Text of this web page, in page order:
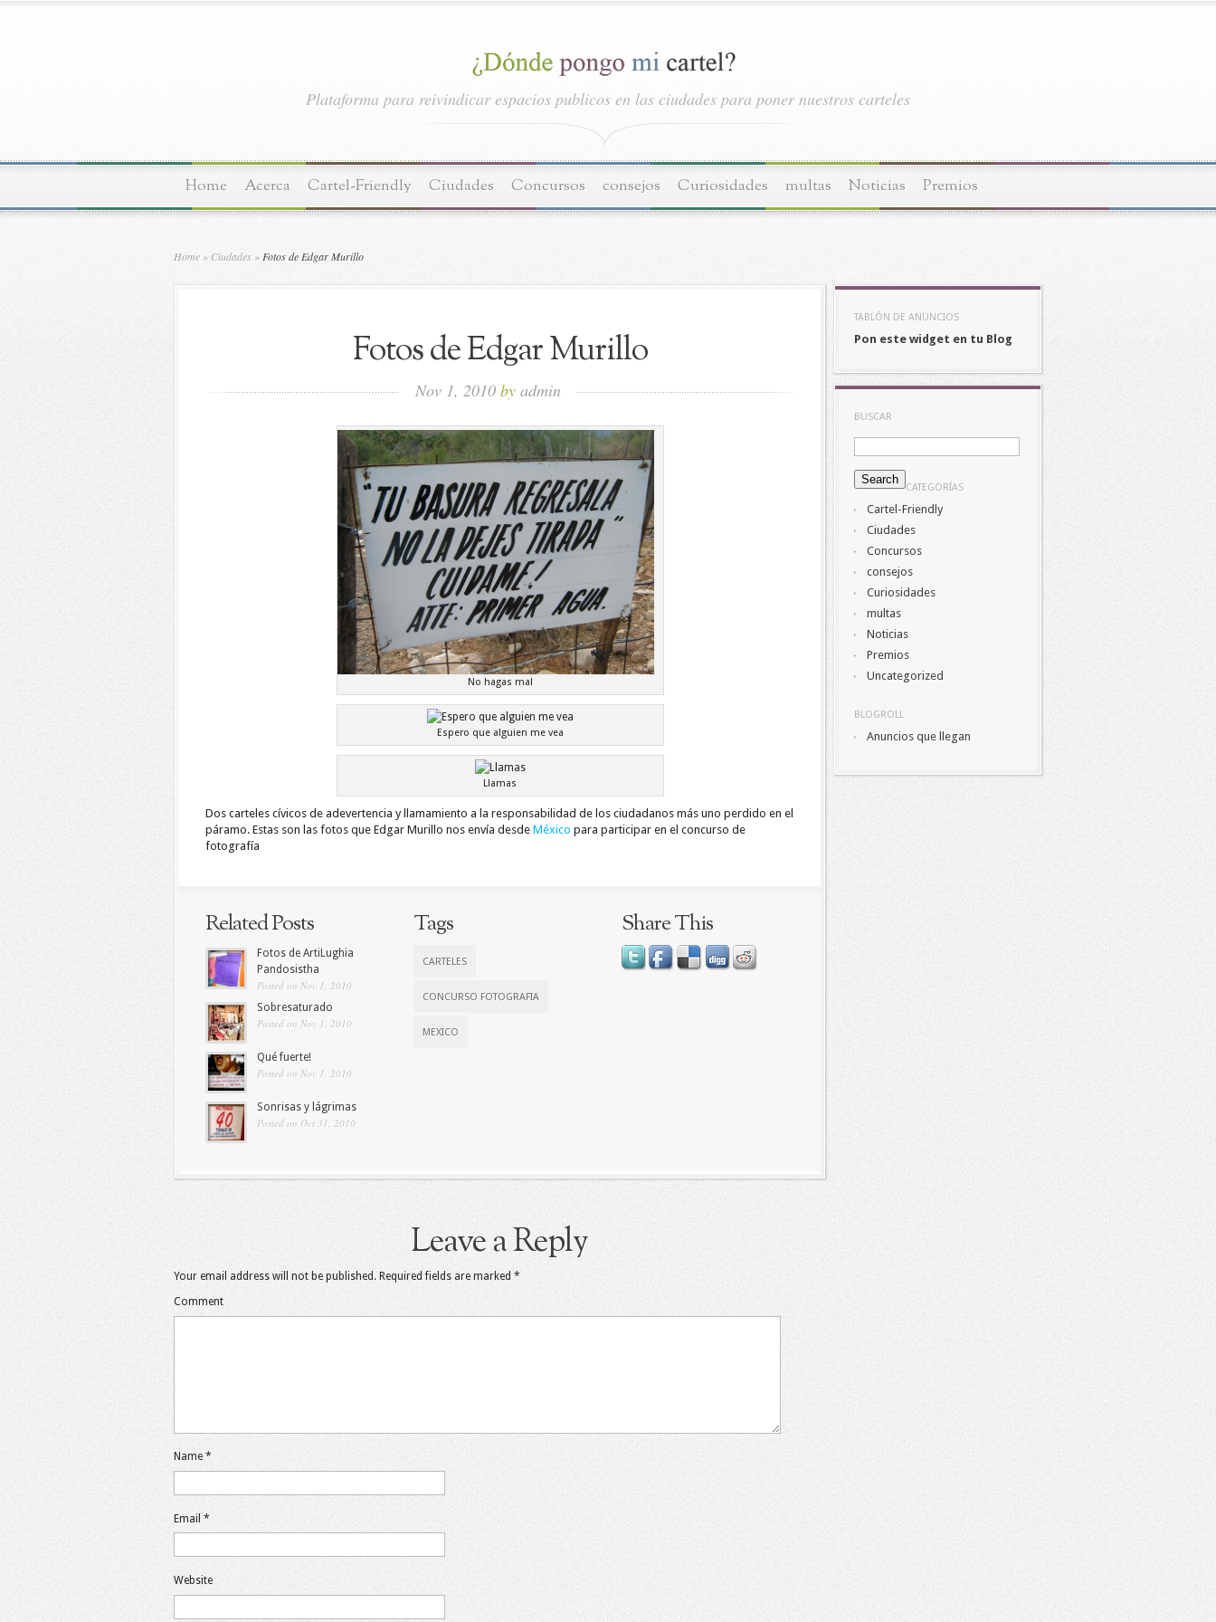
Plataforma para reivindicar espacios publicos en las ciudades para poner nuestros carteles
Home Acerca Cartel-Friendly Ciudades Concursos consejos Curiosidades multas Noticias Premios
Home » Ciudades » Fotos de Edgar Murillo
Fotos de Edgar Murillo
Nov 1, 2010 by admin
No hagas mal
Espero que alguien me vea
Llamas
Dos carteles cívicos de adevertencia y llamamiento a la responsabilidad de los ciudadanos más uno perdido en el
páramo. Estas son las fotos que Edgar Murillo nos envía desde México para participar en el concurso de
fotografía
Related Posts
Fotos de ArtiLughia
Pandosistha
Posted on Nov 1, 2010
Sobresaturado
Posted on Nov 1, 2010
Qué fuerte!
Posted on Nov 1, 2010
Sonrisas y lágrimas
Posted on Oct 31, 2010
Tags
CARTELES
CONCURSO FOTOGRAFIA
MEXICO
Share This
Leave a Reply
Your email address will not be published. Required fields are marked *
Comment
Name *
Email *
Website
TABLÓN DE ANUNCIOS
Pon este widget en tu Blog
BUSCAR
CATEGORÍAS
Cartel-Friendly
Ciudades
Concursos
consejos
Curiosidades
multas
Noticias
Premios
Uncategorized
BLOGROLL
Anuncios que llegan